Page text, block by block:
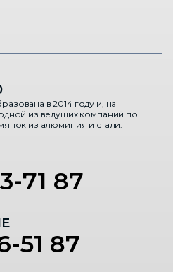
в 2014 году и, на
из ведущих компаний по
из алюминия и стали.
71 87
51 87